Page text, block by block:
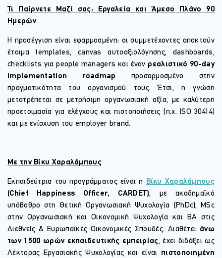
Τι Παίρνετε Μαζί σας: Εργαλεία και Άμεσο Πλάνο 90
Ημερών
Η προσέγγιση είναι εφαρμοσμένη: οι συμμετέχοντες αποκτούν
έτοιμα templates, canvas αυτοαξιολόγησης, dashboards,
checklists για people managers και έναν ρεαλιστικό 90-day
implementation roadmap προσαρμοσμένο στην
πραγματικότητα του οργανισμού τους. Έτσι, η γνώση
μετατρέπεται σε μετρήσιμη οργανωσιακή αξία, με καλύτερη
προετοιμασία για ελέγχους και πιστοποιήσεις (π.χ. ISO 30414)
και με ενίσχυση του employer brand.
Με την Βίκυ Χαραλάμπους
Εκπαιδεύτρια του προγράμματος είναι η Βίκυ Χαραλάμπους
(Chief Happiness Officer, CARDET), με ακαδημαϊκό
υπόβαθρο στη Θετική Οργανωσιακή Ψυχολογία (PhDc), MSc
στην Οργανωσιακή και Οικονομική Ψυχολογία και BA στις
Διεθνείς & Ευρωπαϊκές Οικονομικές Σπουδές. Διαθέτει άνω
των 1500 ωρών εκπαιδευτικής εμπειρίας, έχει διδάξει ως
Λέκτορας Εργασιακής Ψυχολογίας και είναι πιστοποιημένη